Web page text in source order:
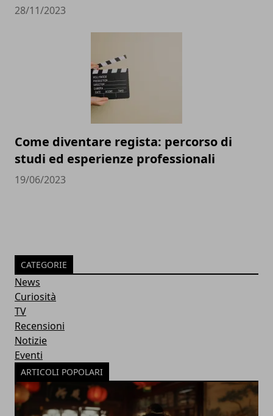
28/11/2023
Come diventare regista: percorso di
studi ed esperienze professionali
19/06/2023
CATEGORIE
News
Curiosità
TV
Recensioni
Notizie
Eventi
ARTICOLI POPOLARI